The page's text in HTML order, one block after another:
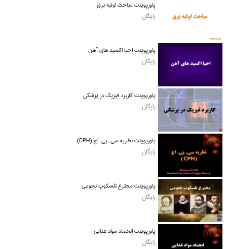
پاورپوینت مباحث اولیه برق
رایگان
پاورپوینت احیا اکسید های آهن
رایگان
پاورپوینت کاربرد فیزیک در پزشکی
رایگان
پاورپوینت نظریه سی. پی. اچ (CPH)
رایگان
پاورپوینت مخترع تلسکوپ نجومی
رایگان
پاورپوینت انجماد مواد غذایی
رایگان